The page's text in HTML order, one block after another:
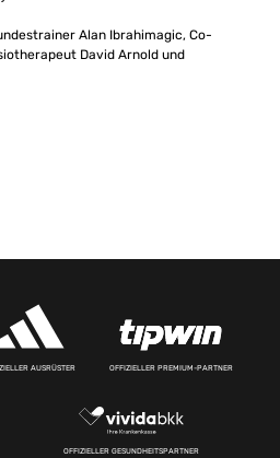
Alan Ibrahimagic, Co-
David Arnold und
AUSRÜSTER OFFIZIELLER PREMIUM-PARTNER
OFFIZIELLER GESUNDHEITSPARTNER